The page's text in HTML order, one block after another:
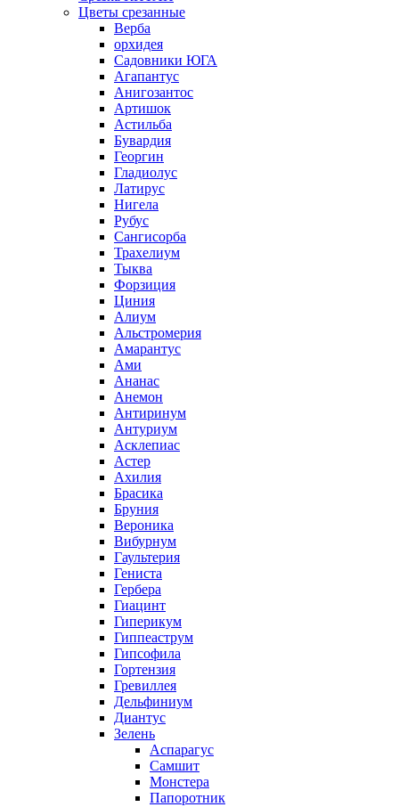
Цветы срезанные
Верба
орхидея
Садовники ЮГА
Агапантус
Анигозантос
Артишок
Астильба
Бувардия
Георгин
Гладиолус
Латирус
Нигела
Рубус
Сангисорба
Трахелиум
Тыква
Форзиция
Циния
Алиум
Альстромерия
Амарантус
Ами
Ананас
Анемон
Антиринум
Антуриум
Асклепиас
Астер
Ахилия
Брасика
Бруния
Вероника
Вибурнум
Гаультерия
Гениста
Гербера
Гиацинт
Гиперикум
Гиппеаструм
Гипсофила
Гортензия
Гревиллея
Дельфиниум
Диантус
Зелень
Аспарагус
Самшит
Монстера
Папоротник